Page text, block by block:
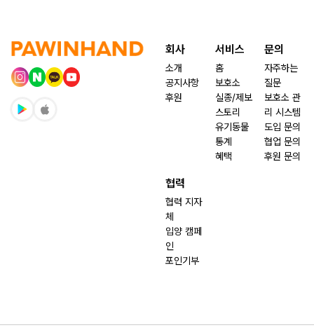
회사
소개
공지사항
후원
서비스
홈
보호소
실종/제보
스토리
유기동물
통계
혜택
문의
자주하는
질문
보호소 관
리 시스템
도입 문의
협업 문의
후원 문의
협력
협력 지자
체
입양 캠페
인
포인기부